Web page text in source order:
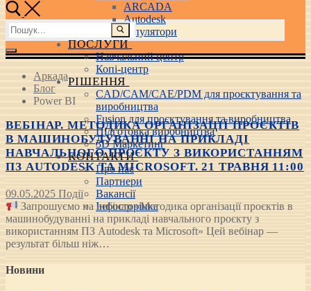
ARCADA
Autodesk
3D маніпулятори
ПОСЛУГИ
Навчальний центр
Копі-центр
РІШЕННЯ
CAD/CAM/CAE/PDM для проєктування та
виробництва
Fusion для проєктування та виробництва
Підготовка виробництва
3D Маркетинг
КОНТАКТИ
Про нас
Партнери
Вакансії
Інфосторінка
Пошук:
Аркада
Блог
Power BI
ВЕБІНАР. МЕТОДИКА ОРГАНІЗАЦІЇ ПРОЄКТІВ
В МАШИНОБУДУВАННІ НА ПРИКЛАДІ
НАВЧАЛЬНОГО ПРОЄКТУ З ВИКОРИСТАННЯМ
ПЗ AUTODESK ТА MICROSOFT. 21 ТРАВНЯ 11:00
09.05.2025 Події
Запрошуємо на вебінар «Методика організації проєктів в
машинобудуванні на прикладі навчального проєкту з
використанням ПЗ Autodesk та Microsoft» Цей вебінар —
результат більш ніж…
Новини